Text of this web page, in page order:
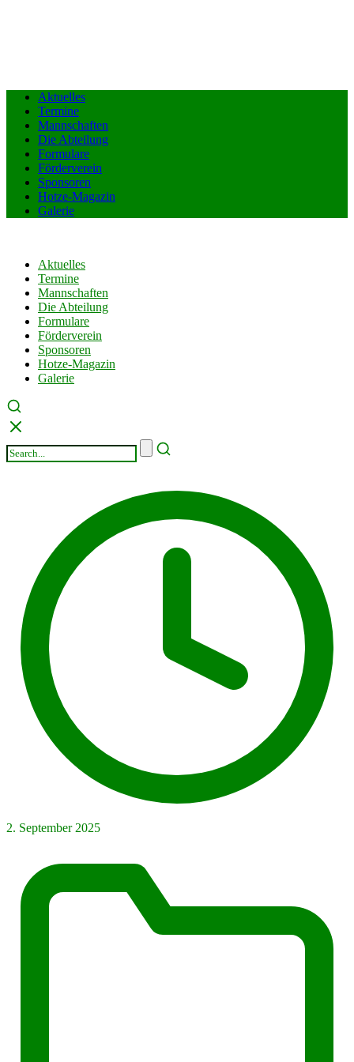
Aktuelles
Termine
Mannschaften
Die Abteilung
Formulare
Förderverein
Sponsoren
Hotze-Magazin
Galerie
Aktuelles
Termine
Mannschaften
Die Abteilung
Formulare
Förderverein
Sponsoren
Hotze-Magazin
Galerie
2. September 2025